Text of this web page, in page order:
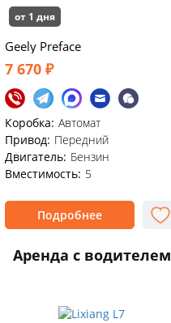
от 1 дня
Geely Preface
7 670 ₽
Коробка: Автомат
Привод: Передний
Двигатель: Бензин
Вместимость: 5
Подробнее
Аренда с водителем